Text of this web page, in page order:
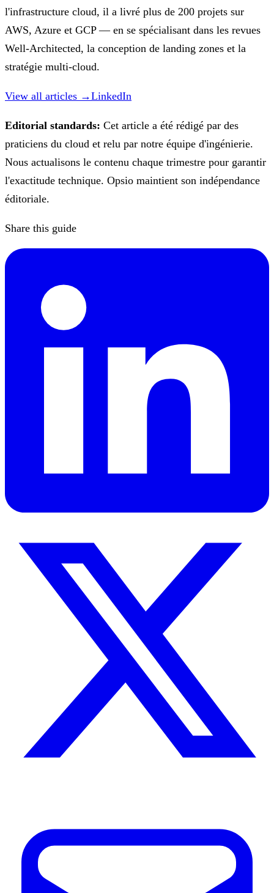
l'infrastructure cloud, il a livré plus de 200 projets sur
AWS, Azure et GCP — en se spécialisant dans les revues
Well-Architected, la conception de landing zones et la
stratégie multi-cloud.
View all articles →LinkedIn
Editorial standards: Cet article a été rédigé par des
praticiens du cloud et relu par notre équipe d'ingénierie.
Nous actualisons le contenu chaque trimestre pour garantir
l'exactitude technique. Opsio maintient son indépendance
éditoriale.
Share this guide